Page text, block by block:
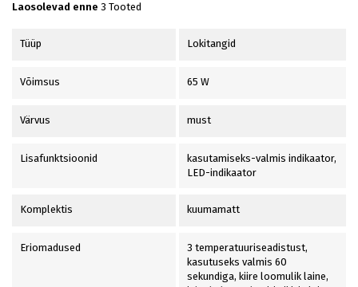
Laosolevad enne 3 Tooted
Tüüp Lokitangid
Võimsus 65 W
Värvus must
Lisafunktsioonid
kasutamiseks-valmis indikaator,
LED-indikaator
Komplektis kuumamatt
Eriomadused
3 temperatuuriseadistust,
kasutuseks valmis 60
sekundiga, kiire loomulik laine,